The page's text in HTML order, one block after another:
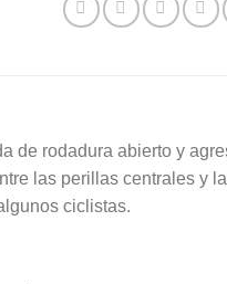
de rodadura abierto y
las perillas centrales y
ciclistas.